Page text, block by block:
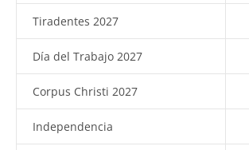
Tiradentes 2027
Día del Trabajo 2027
Corpus Christi 2027
Independencia